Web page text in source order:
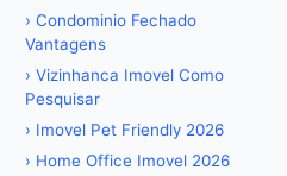
› Condominio Fechado
Vantagens
› Vizinhanca Imovel Como
Pesquisar
› Imovel Pet Friendly 2026
› Home Office Imovel 2026